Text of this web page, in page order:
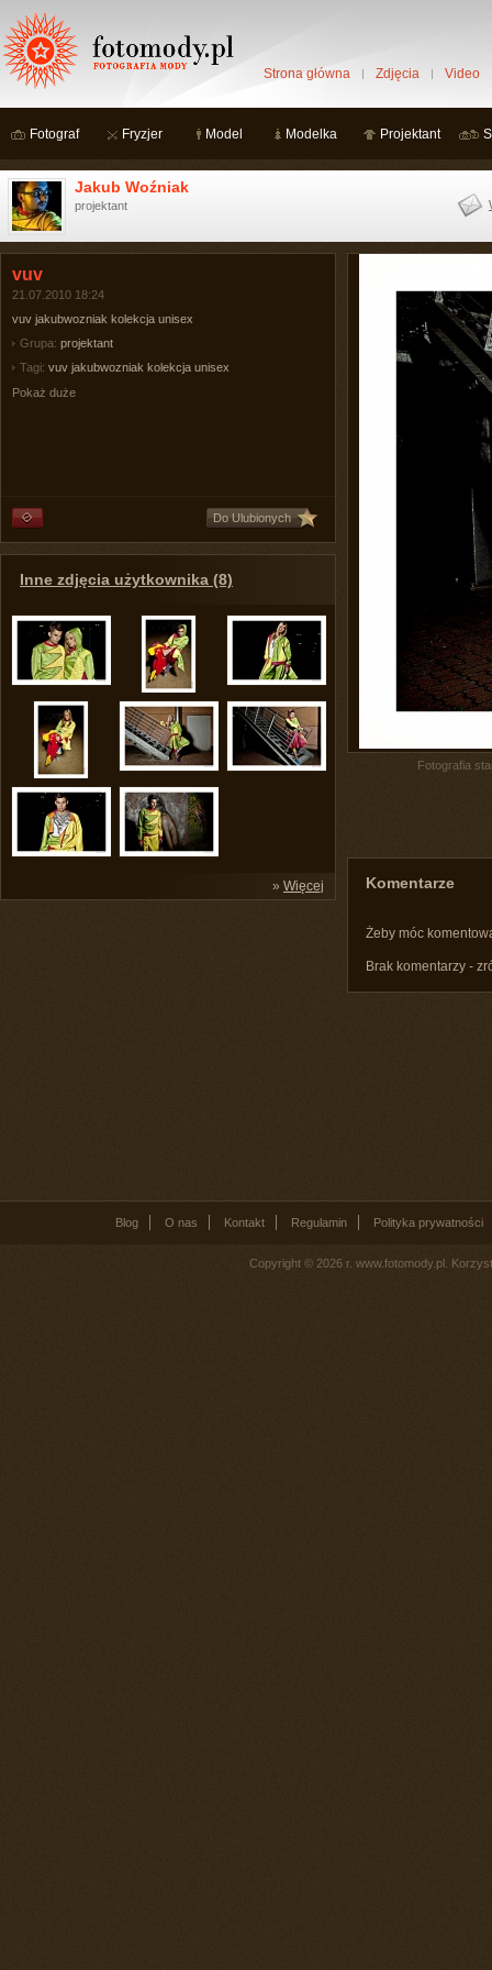
Strona główna Zdjęcia Video
Fotograf Fryzjer Model Modelka Projektant
Jakub Woźniak
projektant
vuv
21.07.2010 18:24
vuv jakubwozniak kolekcja unisex
Grupa: projektant
Tagi: vuv jakubwozniak kolekcja unisex
Pokaż duże
Do Ulubionych
Inne zdjęcia użytkownika (8)
» Więcej
Fotografia
Komentarze
Żeby móc
Brak komentarzy -
Blog O nas Kontakt Regulamin Polityka prywatności
Copyright © 2026 r. www.fotomody.pl.